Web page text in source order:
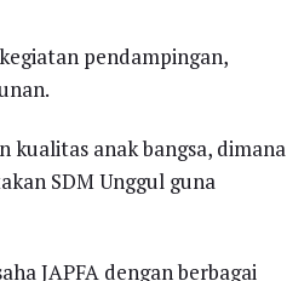
pendampingan,
anak bangsa, dimana
SDM Unggul guna
JAPFA dengan berbagai